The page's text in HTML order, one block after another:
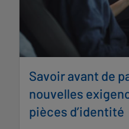
Savoir avant de
nouvelles
pièces d’identité